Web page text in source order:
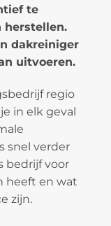
te
herstellen.
dakreiniger
uitvoeren.
regio
in elk geval
snel verder
bedrijf voor
heeft en wat
zijn.